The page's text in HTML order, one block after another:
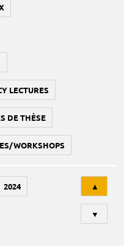
LECTURES
DE THÈSE
WORKSHOPS
2024 ▲
▼